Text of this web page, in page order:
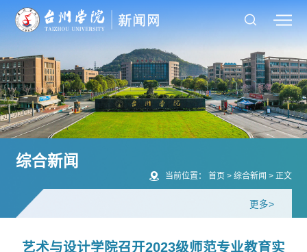
综合新闻
当前位置： 首页> 综合新闻 > 正文
更多>
艺术与设计学院召开2023级师范专业教育实